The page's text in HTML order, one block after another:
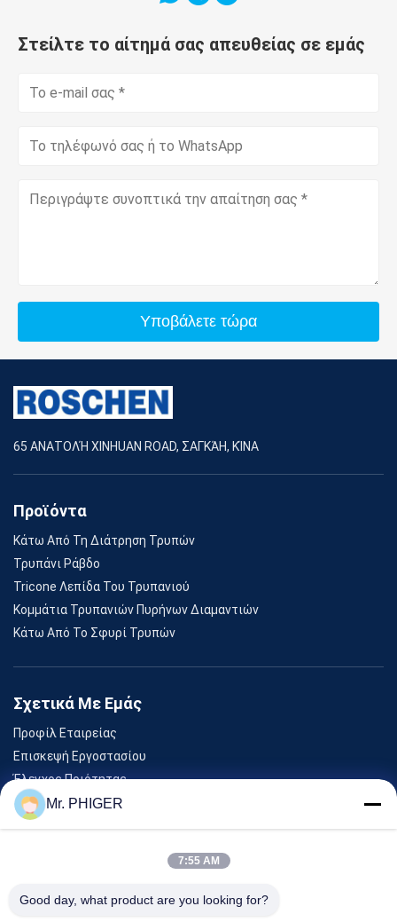
Στείλτε το αίτημά σας απευθείας σε εμάς
Υποβάλετε τώρα
65 ΑΝΑΤΟΛΉ XINHUAN ROAD, ΣΑΓΚΆΗ, ΚΊΝΑ
Προϊόντα
Κάτω Από Τη Διάτρηση Τρυπών
Τρυπάνι Ράβδο
Tricone Λεπίδα Του Τρυπανιού
Κομμάτια Τρυπανιών Πυρήνων Διαμαντιών
Κάτω Από Το Σφυρί Τρυπών
Σχετικά Με Εμάς
Προφίλ Εταιρείας
Επισκεψή Εργοστασίου
Έλεγχος Ποιότητας
Sitemap
Εκδηλώσεις
Mr. PHIGER
7:55 AM
Good day, what product are you looking for?